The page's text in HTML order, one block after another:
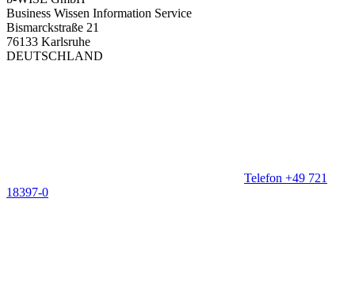
Business Wissen Information Service
Bismarckstraße 21
76133 Karlsruhe
DEUTSCHLAND
Telefon +49 721
18397-0